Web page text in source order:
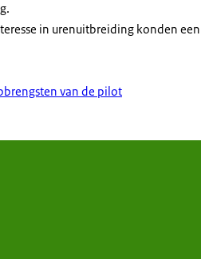
in urenuitbreiding konden
van de pilot